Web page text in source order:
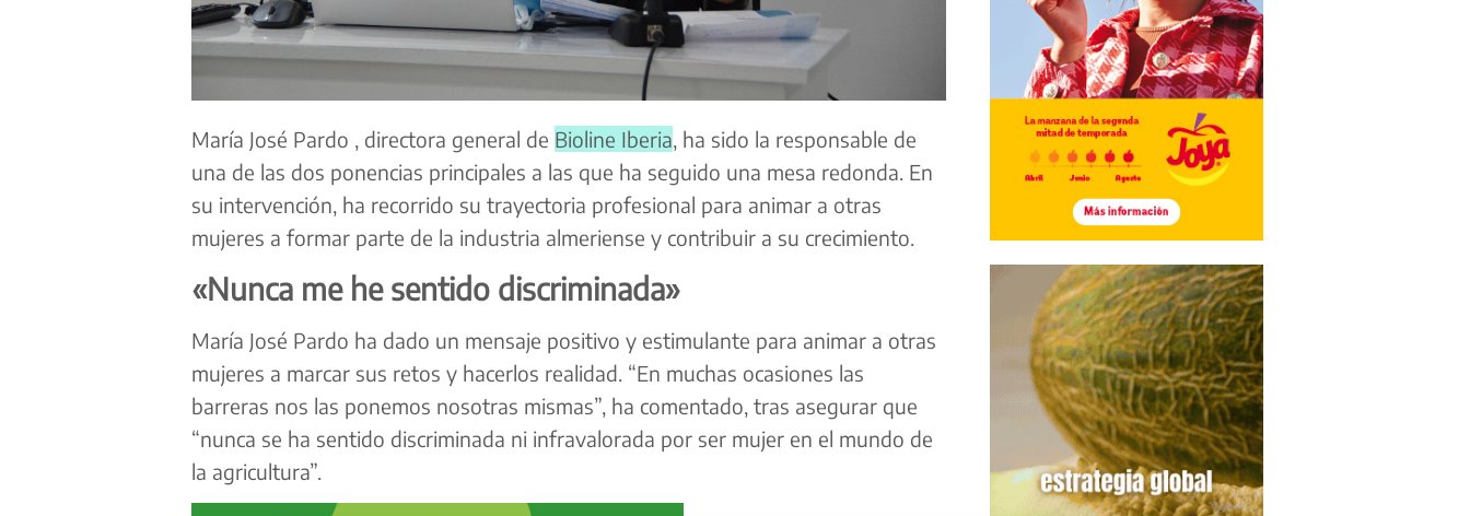
María José Pardo , directora general de Bioline Iberia, ha sido la responsable de
una de las dos ponencias principales a las que ha seguido una mesa redonda. En
su intervención, ha recorrido su trayectoria profesional para animar a otras
mujeres a formar parte de la industria almeriense y contribuir a su crecimiento.
«Nunca me he sentido discriminada»
María José Pardo ha dado un mensaje positivo y estimulante para animar a otras
mujeres a marcar sus retos y hacerlos realidad. “En muchas ocasiones las
barreras nos las ponemos nosotras mismas”, ha comentado, tras asegurar que
“nunca se ha sentido discriminada ni infravalorada por ser mujer en el mundo de
la agricultura”.